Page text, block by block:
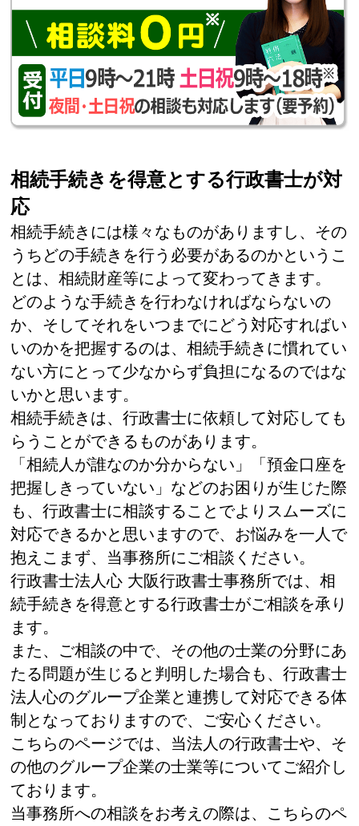
相続手続きを得意とする行政書士が対
応
相続手続きには様々なものがありますし、その
うちどの手続きを行う必要があるのかというこ
とは、相続財産等によって変わってきます。
どのような手続きを行わなければならないの
か、そしてそれをいつまでにどう対応すればい
いのかを把握するのは、相続手続きに慣れてい
ない方にとって少なからず負担になるのではな
いかと思います。
相続手続きは、行政書士に依頼して対応しても
らうことができるものがあります。
「相続人が誰なのか分からない」「預金口座を
把握しきっていない」などのお困りが生じた際
も、行政書士に相談することでよりスムーズに
対応できるかと思いますので、お悩みを一人で
抱えこまず、当事務所にご相談ください。
行政書士法人心 大阪行政書士事務所では、相
続手続きを得意とする行政書士がご相談を承り
ます。
また、ご相談の中で、その他の士業の分野にあ
たる問題が生じると判明した場合も、行政書士
法人心のグループ企業と連携して対応できる体
制となっておりますので、ご安心ください。
こちらのページでは、当法人の行政書士や、そ
の他のグループ企業の士業等についてご紹介し
ております。
当事務所への相談をお考えの際は、こちらのペ